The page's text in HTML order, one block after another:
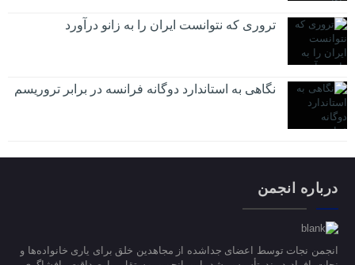
تروری که نتوانست ایران را به زانو درآورد
نگاهی به استاندارد دوگانه فرانسه در برابر تروریسم
درباره انجمن
انجمن نجات توسط اعضای جداشده از مجاهدین خلق برای یاری خانواده‌ها و